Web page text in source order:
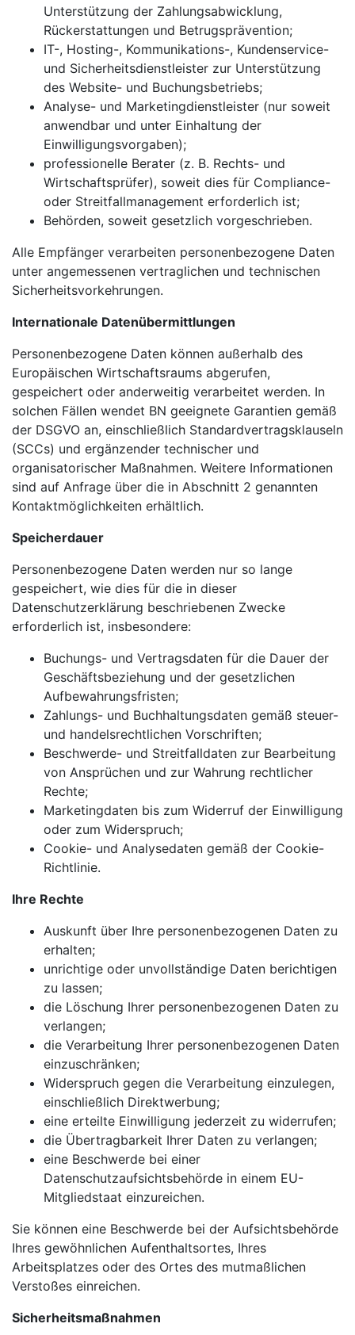
Unterstützung der Zahlungsabwicklung,
Rückerstattungen und Betrugsprävention;
IT-, Hosting-, Kommunikations-, Kundenservice-
und Sicherheitsdienstleister zur Unterstützung
des Website- und Buchungsbetriebs;
Analyse- und Marketingdienstleister (nur soweit
anwendbar und unter Einhaltung der
Einwilligungsvorgaben);
professionelle Berater (z. B. Rechts- und
Wirtschaftsprüfer), soweit dies für Compliance-
oder Streitfallmanagement erforderlich ist;
Behörden, soweit gesetzlich vorgeschrieben.
Alle Empfänger verarbeiten personenbezogene Daten
unter angemessenen vertraglichen und technischen
Sicherheitsvorkehrungen.
Internationale Datenübermittlungen
Personenbezogene Daten können außerhalb des
Europäischen Wirtschaftsraums abgerufen,
gespeichert oder anderweitig verarbeitet werden. In
solchen Fällen wendet BN geeignete Garantien gemäß
der DSGVO an, einschließlich Standardvertragsklauseln
(SCCs) und ergänzender technischer und
organisatorischer Maßnahmen. Weitere Informationen
sind auf Anfrage über die in Abschnitt 2 genannten
Kontaktmöglichkeiten erhältlich.
Speicherdauer
Personenbezogene Daten werden nur so lange
gespeichert, wie dies für die in dieser
Datenschutzerklärung beschriebenen Zwecke
erforderlich ist, insbesondere:
Buchungs- und Vertragsdaten für die Dauer der
Geschäftsbeziehung und der gesetzlichen
Aufbewahrungsfristen;
Zahlungs- und Buchhaltungsdaten gemäß steuer-
und handelsrechtlichen Vorschriften;
Beschwerde- und Streitfalldaten zur Bearbeitung
von Ansprüchen und zur Wahrung rechtlicher
Rechte;
Marketingdaten bis zum Widerruf der Einwilligung
oder zum Widerspruch;
Cookie- und Analysedaten gemäß der Cookie-
Richtlinie.
Ihre Rechte
Auskunft über Ihre personenbezogenen Daten zu
erhalten;
unrichtige oder unvollständige Daten berichtigen
zu lassen;
die Löschung Ihrer personenbezogenen Daten zu
verlangen;
die Verarbeitung Ihrer personenbezogenen Daten
einzuschränken;
Widerspruch gegen die Verarbeitung einzulegen,
einschließlich Direktwerbung;
eine erteilte Einwilligung jederzeit zu widerrufen;
die Übertragbarkeit Ihrer Daten zu verlangen;
eine Beschwerde bei einer
Datenschutzaufsichtsbehörde in einem EU-
Mitgliedstaat einzureichen.
Sie können eine Beschwerde bei der Aufsichtsbehörde
Ihres gewöhnlichen Aufenthaltsortes, Ihres
Arbeitsplatzes oder des Ortes des mutmaßlichen
Verstoßes einreichen.
Sicherheitsmaßnahmen